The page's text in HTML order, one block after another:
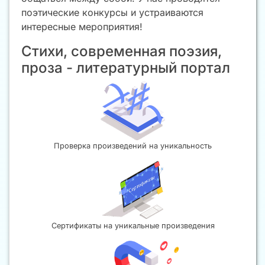
поэтические конкурсы и устраиваются
интересные мероприятия!
Стихи, современная поэзия,
проза - литературный портал
Проверка произведений на уникальность
Сертификаты на уникальные произведения